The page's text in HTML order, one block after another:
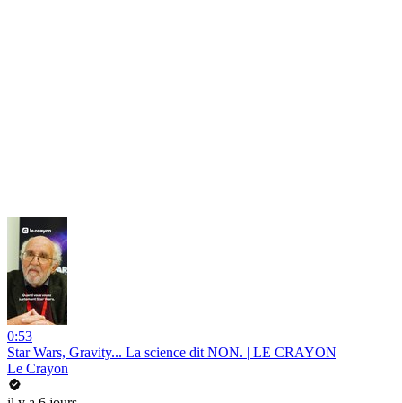
0:53
Star Wars, Gravity... La science dit NON. | LE CRAYON
Le Crayon